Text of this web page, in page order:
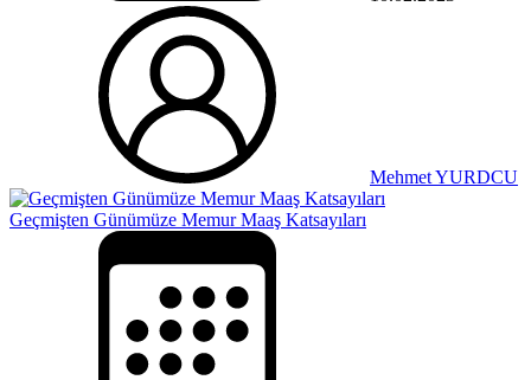
Mehmet YURDCU
Geçmişten Günümüze Memur Maaş Katsayıları